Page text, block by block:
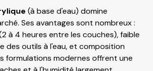
(à base d'eau) domine
Ses avantages sont nombreux :
à 4 heures entre les couches), faible
des outils à l'eau, et composition
formulations modernes offrent une